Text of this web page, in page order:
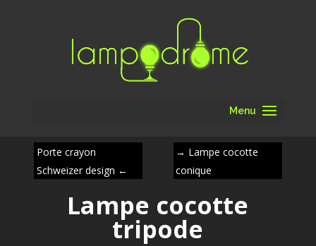
Menu
Porte crayon
Schweizer design ←
→ Lampe cocotte
conique
Lampe cocotte
tripode